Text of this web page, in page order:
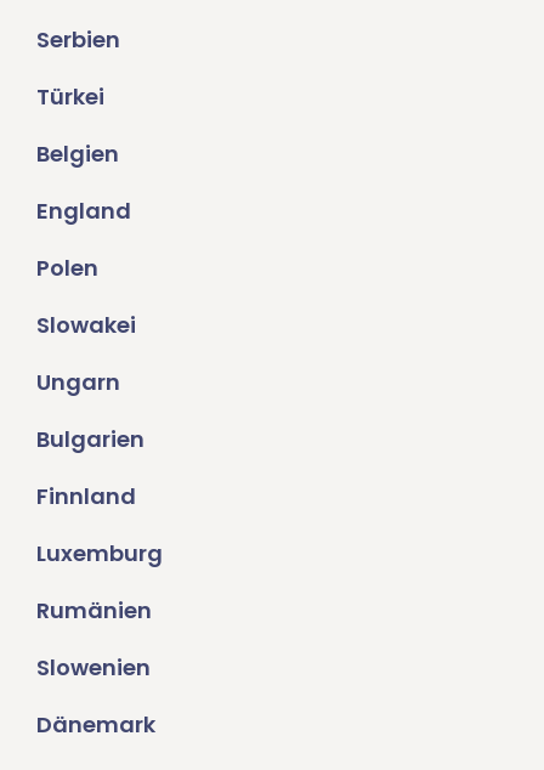
Serbien
Türkei
Belgien
England
Polen
Slowakei
Ungarn
Bulgarien
Finnland
Luxemburg
Rumänien
Slowenien
Dänemark